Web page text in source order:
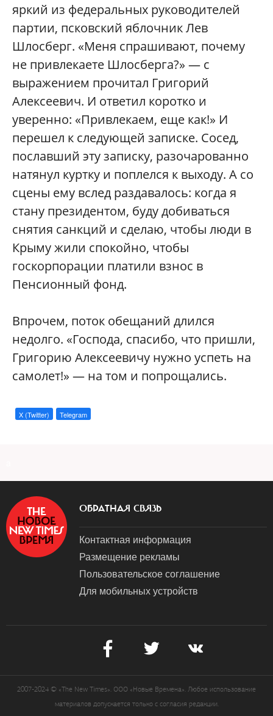
яркий из федеральных руководителей
партии, псковский яблочник Лев
Шлосберг. «Меня спрашивают, почему
не привлекаете Шлосберга?» — с
выражением прочитал Григорий
Алексеевич. И ответил коротко и
уверенно: «Привлекаем, еще как!» И
перешел к следующей записке. Сосед,
пославший эту записку, разочарованно
натянул куртку и поплелся к выходу. А со
сцены ему вслед раздавалось: когда я
стану президентом, буду добиваться
снятия санкций и сделаю, чтобы люди в
Крыму жили спокойно, чтобы
госкорпорации платили взнос в
Пенсионный фонд.
Впрочем, поток обещаний длился
недолго. «Господа, спасибо, что пришли,
Григорию Алексеевичу нужно успеть на
самолет!» — на том и попрощались.
X (Twitter) Telegram
ОБРАТНАЯ СВЯЗЬ
Контактная информация
Размещение рекламы
Пользовательское соглашение
Для мобильных устройств
2007-2024 © «The New Times». ООО «Новые Времена». Любое использование
материалов допускается только с согласия редакции.